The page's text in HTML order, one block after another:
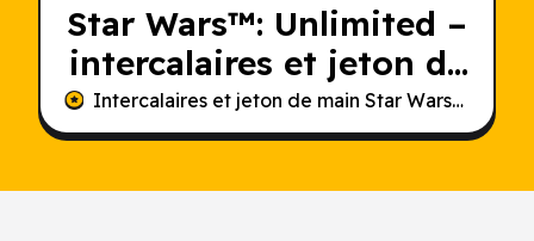
Star Wars™: Unlimited –
intercalaires et jeton de
main
Intercalaires et jeton de main Star Wars™: